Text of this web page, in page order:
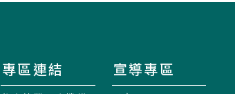
專區連結 宣導專區